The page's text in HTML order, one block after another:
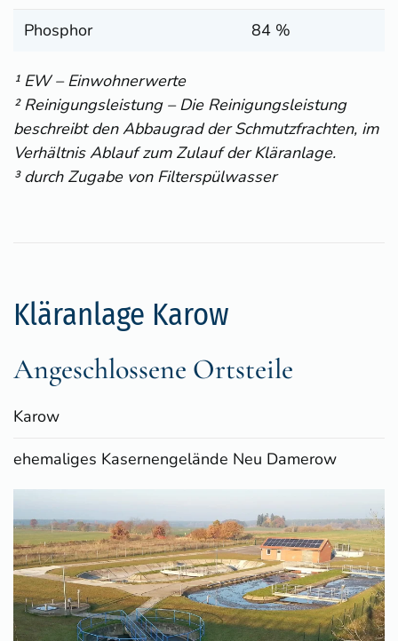
Phosphor
84 %
¹ EW – Einwohnerwerte
² Reinigungsleistung – Die Reinigungsleistung
beschreibt den Abbaugrad der Schmutzfrachten, im
Verhältnis Ablauf zum Zulauf der Kläranlage.
³ durch Zugabe von Filterspülwasser
Kläranlage Karow
Angeschlossene Ortsteile
Karow
ehemaliges Kasernengelände Neu Damerow